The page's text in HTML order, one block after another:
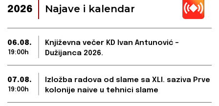
2026 Najave i kalendar
06.08.
19:00h
Književna večer KD Ivan Antunović –
Dužijanca 2026.
07.08.
19:00h
Izložba radova od slame sa XLI. saziva Prve
kolonije naive u tehnici slame